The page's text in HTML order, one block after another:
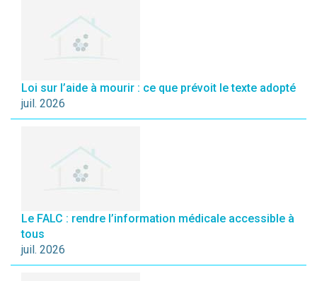
Loi sur l’aide à mourir : ce que prévoit le texte adopté
juil. 2026
Le FALC : rendre l’information médicale accessible à
tous
juil. 2026